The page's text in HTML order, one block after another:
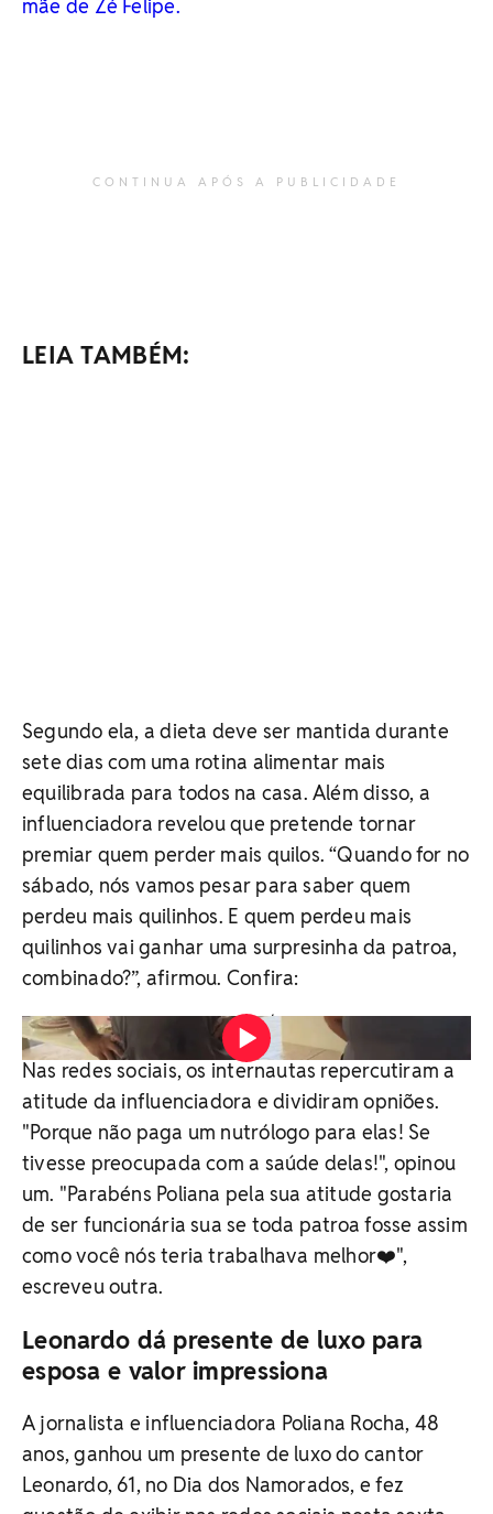
mãe de Zé Felipe.
CONTINUA APÓS A PUBLICIDADE
LEIA TAMBÉM:
Segundo ela, a dieta deve ser mantida durante
sete dias com uma rotina alimentar mais
equilibrada para todos na casa. Além disso, a
influenciadora revelou que pretende tornar
premiar quem perder mais quilos.“Quando for no
sábado, nós vamos pesar para saber quem
perdeu mais quilinhos. E quem perdeu mais
quilinhos vai ganhar uma surpresinha da patroa,
combinado?”, afirmou. Confira:
Vídeo: Reprodução / Redes sociais
Nas redes sociais, os internautas repercutiram a
atitude da influenciadora e dividiram opniões.
"Porque não paga um nutrólogo para elas! Se
tivesse preocupada com a saúde delas!", opinou
um. "Parabéns Poliana pela sua atitude gostaria
de ser funcionária sua se toda patroa fosse assim
como você nós teria trabalhava melhor❤️",
escreveu outra.
Leonardo dá presente de luxo para
esposa e valor impressiona
A jornalista e influenciadora Poliana Rocha, 48
anos, ganhou um presente de luxo do cantor
Leonardo, 61, no Dia dos Namorados, e fez